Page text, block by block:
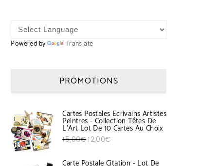
Powered by Translate
PROMOTIONS
Cartes Postales Ecrivains Artistes
Peintres - Collection Têtes De
L'Art Lot De 10 Cartes Au Choix
15,00€Le prix initial était : 15,00€.
12,00€Le prix actuel est : 12,00€.
Carte Postale Citation - Lot De